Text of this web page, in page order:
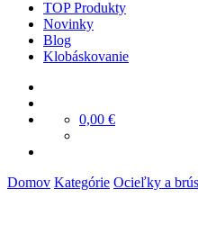
TOP Produkty
Novinky
Blog
Klobáskovanie
0,00 €
Domov Kategórie Ocieľky a